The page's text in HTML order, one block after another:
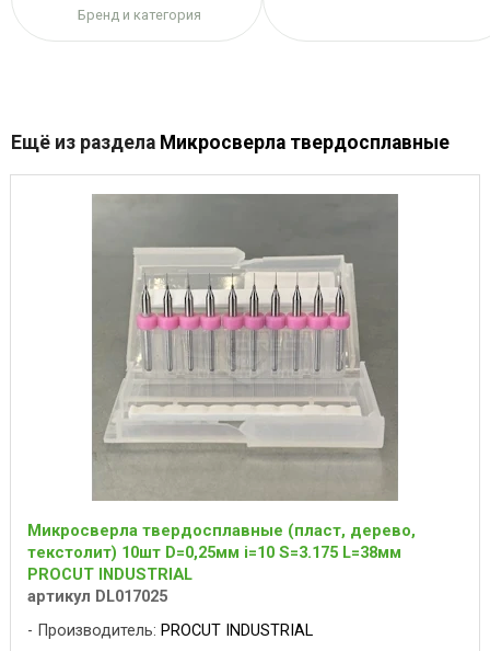
Бренд и категория
Ещё из раздела Микросверла твердосплавные
Микросверла твердосплавные (пласт, дерево,
текстолит) 10шт D=0,25мм i=10 S=3.175 L=38мм
PROCUT INDUSTRIAL
артикул DL017025
Производитель: PROCUT INDUSTRIAL